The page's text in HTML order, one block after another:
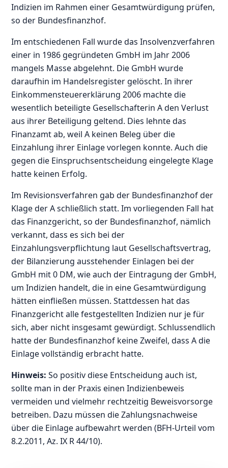
Indizien im Rahmen einer Gesamtwürdigung prüfen,
so der Bundesfinanzhof.
Im entschiedenen Fall wurde das Insolvenzverfahren
einer in 1986 gegründeten GmbH im Jahr 2006
mangels Masse abgelehnt. Die GmbH wurde
daraufhin im Handelsregister gelöscht. In ihrer
Einkommensteuererklärung 2006 machte die
wesentlich beteiligte Gesellschafterin A den Verlust
aus ihrer Beteiligung geltend. Dies lehnte das
Finanzamt ab, weil A keinen Beleg über die
Einzahlung ihrer Einlage vorlegen konnte. Auch die
gegen die Einspruchsentscheidung eingelegte Klage
hatte keinen Erfolg.
Im Revisionsverfahren gab der Bundesfinanzhof der
Klage der A schließlich statt. Im vorliegenden Fall hat
das Finanzgericht, so der Bundesfinanzhof, nämlich
verkannt, dass es sich bei der
Einzahlungsverpflichtung laut Gesellschaftsvertrag,
der Bilanzierung ausstehender Einlagen bei der
GmbH mit 0 DM, wie auch der Eintragung der GmbH,
um Indizien handelt, die in eine Gesamtwürdigung
hätten einfließen müssen. Stattdessen hat das
Finanzgericht alle festgestellten Indizien nur je für
sich, aber nicht insgesamt gewürdigt. Schlussendlich
hatte der Bundesfinanzhof keine Zweifel, dass A die
Einlage vollständig erbracht hatte.
Hinweis:So positiv diese Entscheidung auch ist,
sollte man in der Praxis einen Indizienbeweis
vermeiden und vielmehr rechtzeitig Beweisvorsorge
betreiben. Dazu müssen die Zahlungsnachweise
über die Einlage aufbewahrt werden (BFH-Urteil vom
8.2.2011, Az. IX R 44/10).